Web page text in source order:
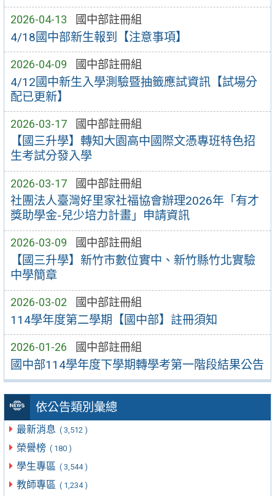
2026-04-13 國中部註冊組
4/18國中部新生報到【注意事項】
2026-04-09 國中部註冊組
4/12國中新生入學測驗暨抽籤應試資訊【試場分
配已更新】
2026-03-17 國中部註冊組
【國三升學】轉知大園高中國際文憑專班特色招
生考試分發入學
2026-03-17 國中部註冊組
社團法人臺灣好里家社福協會辦理2026年「有才
獎助學金-兒少培力計畫」申請資訊
2026-03-09 國中部註冊組
【國三升學】新竹市數位實中、新竹縣竹北實驗
中學簡章
2026-03-02 國中部註冊組
114學年度第二學期【國中部】註冊須知
2026-01-26 國中部註冊組
國中部114學年度下學期轉學考第一階段結果公告
依公告類別彙總
最新消息 ( 3,512 )
榮譽榜 ( 180 )
學生專區 ( 3,544 )
教師專區 ( 1,234 )